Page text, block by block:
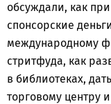
обсуждали, как
спонсорские
международному
стритфуда, как
в библиотеках,
торговому центру